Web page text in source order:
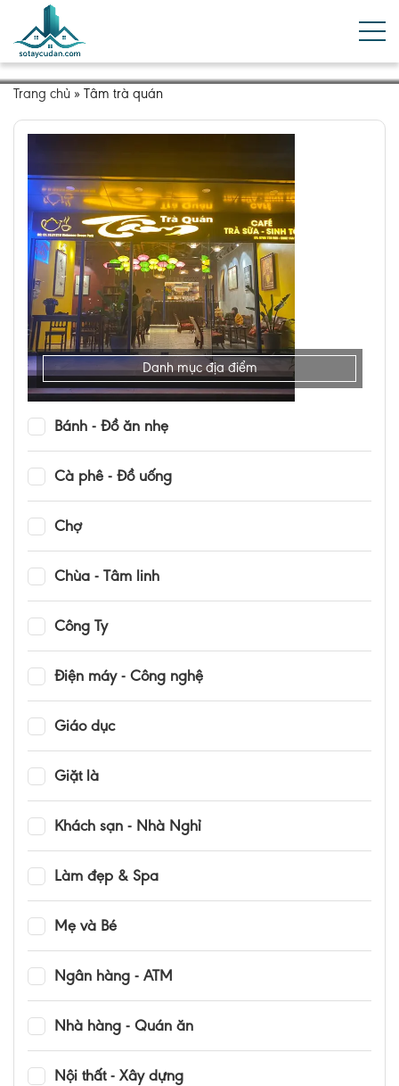
Trang chủ » Tâm trà quán
Danh mục địa điểm
Bánh - Đồ ăn nhẹ
Cà phê - Đồ uống
Chợ
Chùa - Tâm linh
Công Ty
Điện máy - Công nghệ
Giáo dục
Giặt là
Khách sạn - Nhà Nghỉ
Làm đẹp & Spa
Mẹ và Bé
Ngân hàng - ATM
Nhà hàng - Quán ăn
Nội thất - Xây dựng